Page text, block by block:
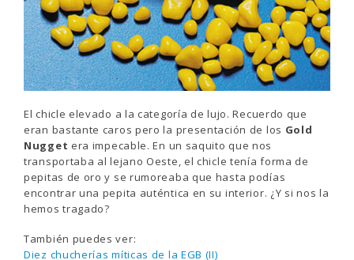
El chicle elevado a la categoría de lujo. Recuerdo que
eran bastante caros pero la presentación de los Gold
Nugget era impecable. En un saquito que nos
transportaba al lejano Oeste, el chicle tenía forma de
pepitas de oro y se rumoreaba que hasta podías
encontrar una pepita auténtica en su interior. ¿Y si nos la
hemos tragado?
También puedes ver:
Diez chucherías míticas de la EGB (II)